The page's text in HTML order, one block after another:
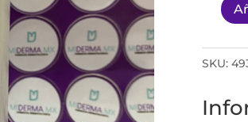
DE
250ML
SKU: